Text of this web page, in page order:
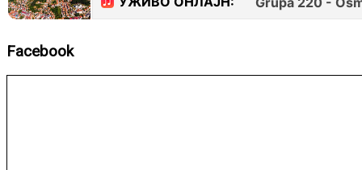
Facebook